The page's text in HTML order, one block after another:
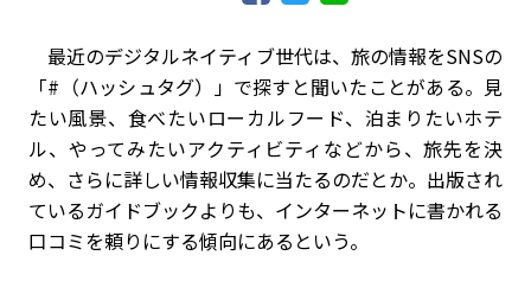
最近のデジタルネイティブ世代は、旅の情報をSNSの
「#（ハッシュタグ）」で探すと聞いたことがある。見
たい風景、食べたいローカルフード、泊まりたいホテ
ル、やってみたいアクティビティなどから、旅先を決
め、さらに詳しい情報収集に当たるのだとか。出版され
ているガイドブックよりも、インターネットに書かれる
口コミを頼りにする傾向にあるという。